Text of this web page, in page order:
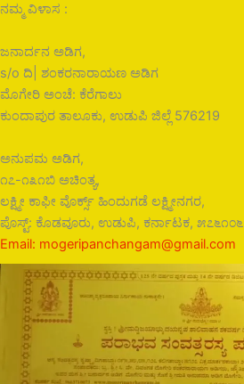
ನಮ್ಮ ವಿಳಾಸ :
ಜನಾರ್ದನ ಅಡಿಗ,
s/o ದಿ| ಶಂಕರನಾರಾಯಣ ಅಡಿಗ
ಮೊಗೇರಿ ಅಂಚೆ: ಕೆರೆಗಾಲು
ಕುಂದಾಪುರ ತಾಲೂಕು, ಉಡುಪಿ ಜಿಲ್ಲೆ 576219
ಅನುಪಮ ಅಡಿಗ,
೧೭-೧೩೧ಬಿ ಅಚಿಂತ್ಯ,
ಲಕ್ಷ್ಮೀ ಕಾಫೀ ವೊರ್ಕ್ಸ್ ಹಿಂದುಗಡೆ ಲಕ್ಷ್ಮೀನಗರ,
ಪೊಸ್ಟ್: ಕೊಡವೂರು, ಉಡುಪಿ, ಕರ್ನಾಟಕ, ೫೭೬೧೦೬
Email: mogeripanchangam@gmail.com